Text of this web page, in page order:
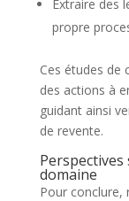
Extraire des
propre
Ces études de
des actions à
guidant ainsi
de revente.
domaine
Pour conclure,